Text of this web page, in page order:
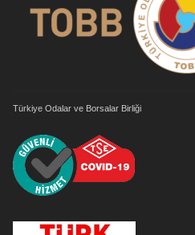
Türkiye Odalar ve Borsalar Birliği